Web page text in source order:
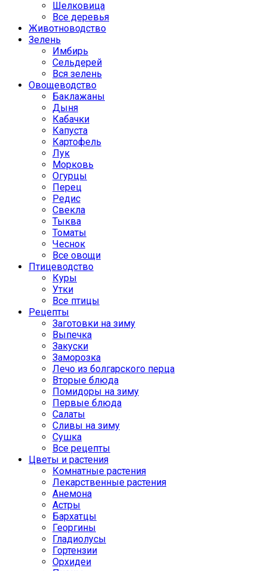
Шелковица
Все деревья
Животноводство
Зелень
Имбирь
Сельдерей
Вся зелень
Овощеводство
Баклажаны
Дыня
Кабачки
Капуста
Картофель
Лук
Морковь
Огурцы
Перец
Редис
Свекла
Тыква
Томаты
Чеснок
Все овощи
Птицеводство
Куры
Утки
Все птицы
Рецепты
Заготовки на зиму
Выпечка
Закуски
Заморозка
Лечо из болгарского перца
Вторые блюда
Помидоры на зиму
Первые блюда
Салаты
Сливы на зиму
Сушка
Все рецепты
Цветы и растения
Комнатные растения
Лекарственные растения
Анемона
Астры
Бархатцы
Георгины
Гладиолусы
Гортензии
Орхидеи